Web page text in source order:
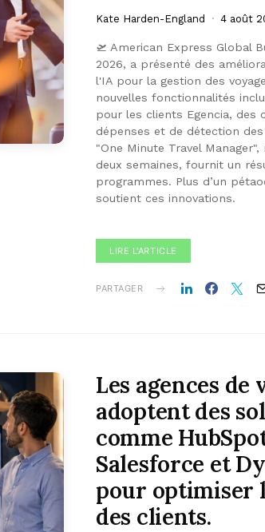
Kate Harden-England 4 août
🛫 American Express Global
2026, a présenté des
l'IA pour la gestion des
nouvelles fonctionnalités
pour les clients Egencia, des
dépenses et de détection
"One Minute Travel
deux semaines, fournit un
programmes. Plus d’un
soutient ces innovations.
LIRE L'ARTICLE
PARTAGER
Les agences de
adoptent des
comme
Salesforce et
pour optimiser
des clients.